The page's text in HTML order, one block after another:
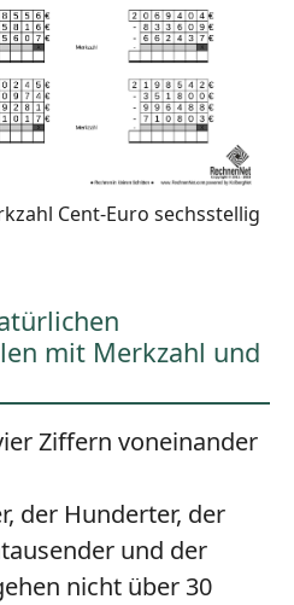
Cent-Euro sechsstellig
mit Merkzahl und
Ziffern voneinander
der Hunderter, der
und der
nicht über 30